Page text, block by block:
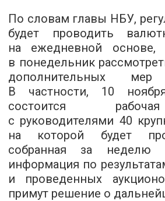
По словам главы НБУ,
будет проводить
на ежедневной
в понедельник
дополнительных мер
В частности, 10
состоится
с руководителями 40
на которой будет
собранная за неделю
информация по
и проведенных
примут решение о